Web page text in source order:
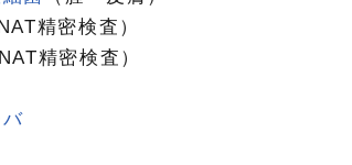
NAT精密検査）
NAT精密検査）